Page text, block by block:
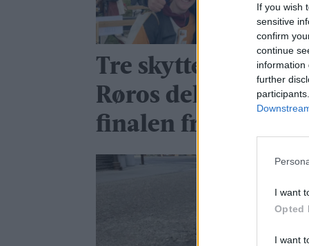
If you wish
sensitive
confirm
continue
information
further
I want
Opted
I want
Tre skyttere fra
Røros deltok i
finalen fredag